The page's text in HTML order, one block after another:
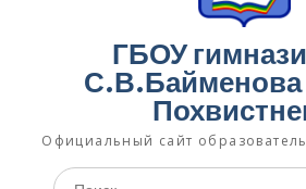
ГБОУ
С.В.Байменова
Официальный сайт
Поиск